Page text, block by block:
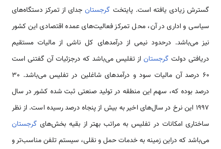
گسترش زیادی یافته است. پایتخت گرجستانجدای از تمرکز دستگاه‌های
سیاسی و اداری در آن، محل تمرکز فعالیت‌های عمده اقتصادی این کشور
نیز می‌باشد. درحدود نیمی‌ از درآمدهای کل ناشی از مالیات مستقیم
دریافتی دولت گرجستان از تفلیس می‌باشد که درجزئیات آن گفتنی است
60 درصد آن مالیات سود و درآمدهای شاغلین در تفلیس می‌باشد. 30
درصد بوده که، سهم این منطقه در تولید صنعتی ثبت شده کشور در سال
1997 این نرخ در سال‌های اخیر به بیش از پنجاه درصد رسیده است. از نظر
ساختاری امکانات در تفلیس به مراتب بهتر از بقیه بخش‌های گرجستان
می‌باشد که دراین زمینه به خدمات حمل و نقلی، سیستم تلفن مناسب‌تر و